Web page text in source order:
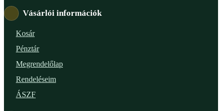
Vásárlói információk
Kosár
Pénztár
Megrendelőlap
Rendeléseim
ÁSZF